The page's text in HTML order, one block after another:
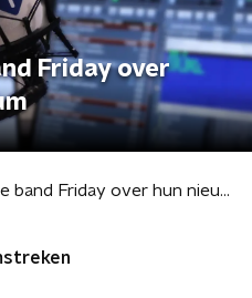
Friday over
Nederlandse band Friday over hun nieuwe album